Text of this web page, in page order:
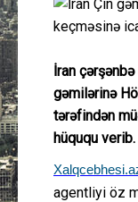
İran
gəmilərinə
tərəfindən
hüququ verib.
agentliyi öz